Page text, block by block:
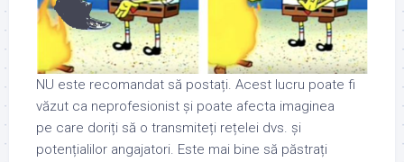
NU este recomandat să postați. Acest lucru poate fi
văzut ca neprofesionist și poate afecta imaginea
pe care doriți să o transmiteți rețelei dvs. și
potențialilor angajatori. Este mai bine să păstrați